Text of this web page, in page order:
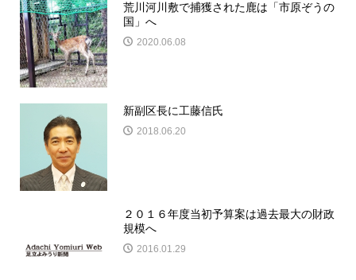
荒川河川敷で捕獲された鹿は「市原ぞうの
国」へ
2020.06.08
新副区長に工藤信氏
2018.06.20
２０１６年度当初予算案は過去最大の財政
規模へ
2016.01.29